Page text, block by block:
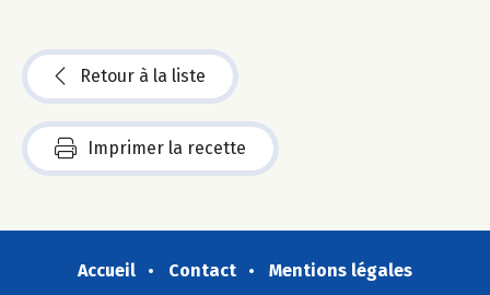
Retour à la liste
Imprimer la recette
Accueil Contact
Mentions légales